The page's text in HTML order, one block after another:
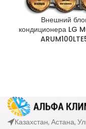
Внешний
кондиционера LG
Казахстан, Астана,